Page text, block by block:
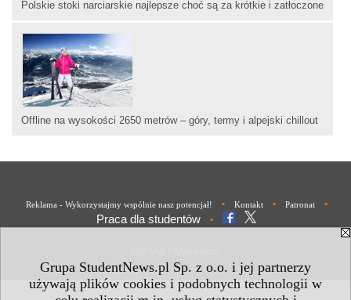
Grupa StudentNews.pl Sp. z o.o. i jej partnerzy
używają plików cookies i podobnych technologii w
Polskie stoki narciarskie najlepsze choć są za krótkie i zatłoczone
Offline na wysokości 2650 metrów – góry, termy i alpejski chillout
Reklama - Wykorzystajmy wspólnie nasz potencjał! • Kontakt • Patronat •
Praca dla studentów •